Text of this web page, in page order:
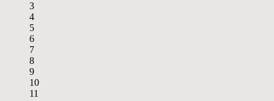
3
4
5
6
7
8
9
10
11